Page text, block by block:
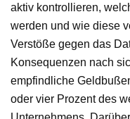
aktiv kontrollieren,
werden und wie diese
Verstöße gegen das
Konsequenzen nach
empfindliche
oder vier Prozent des